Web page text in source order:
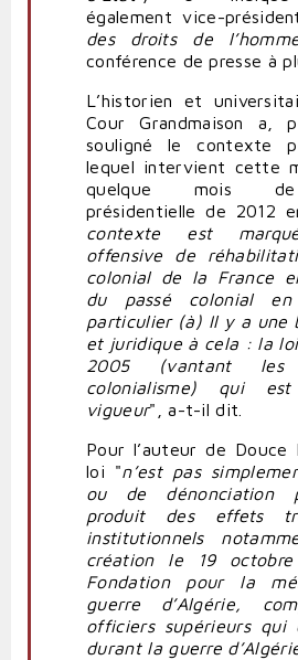
également vice-
des droits de
conférence de presse à
L’historien et
Cour Grandmaison a,
souligné le contexte
lequel intervient cette
quelque mois de
présidentielle de 2012
contexte est
offensive de
colonial de la France
du passé colonial
particulier (à) Il y a une
et juridique à cela : la
2005 (vantant
colonialisme) qui
vigueur", a-t-il dit.
Pour l’auteur de Douce
loi "n’est pas
ou de dénonciation
produit des effets
institutionnels
création le 19
Fondation pour la
guerre d’Algérie,
officiers supérieurs qui
durant la guerre